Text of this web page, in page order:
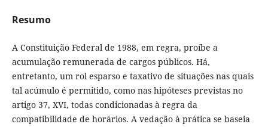
Resumo
A Constituição Federal de 1988, em regra, proíbe a
acumulação remunerada de cargos públicos. Há,
entretanto, um rol esparso e taxativo de situações nas quais
tal acúmulo é permitido, como nas hipóteses previstas no
artigo 37, XVI, todas condicionadas à regra da
compatibilidade de horários. A vedação à prática se baseia